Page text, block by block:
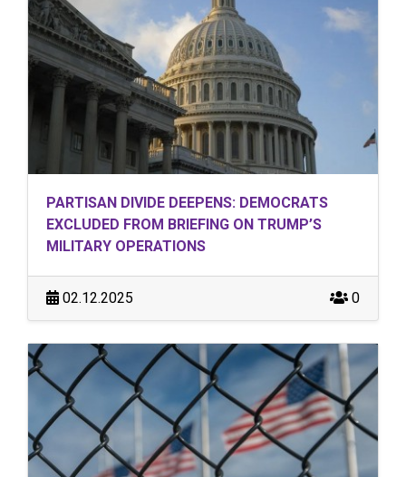
PARTISAN DIVIDE DEEPENS: DEMOCRATS
EXCLUDED FROM BRIEFING ON TRUMP’S
MILITARY OPERATIONS
02.12.2025 0